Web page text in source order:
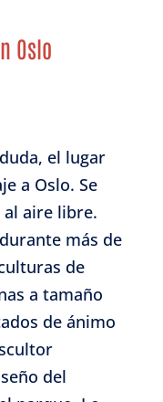
Oslo
el lugar
a Oslo. Se
aire libre.
más de
de
a tamaño
de ánimo
del